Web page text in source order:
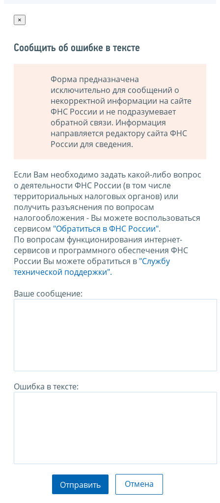
×
Сообщить об ошибке в тексте
Форма предназначена
исключительно для сообщений о
некорректной информации на сайте
ФНС России и не подразумевает
обратной связи. Информация
направляется редактору сайта ФНС
России для сведения.
Если Вам необходимо задать какой-либо вопрос
о деятельности ФНС России (в том числе
территориальных налоговых органов) или
получить разъяснения по вопросам
налогообложения - Вы можете воспользоваться
сервисом "Обратиться в ФНС России".
По вопросам функционирования интернет-
сервисов и программного обеспечения ФНС
России Вы можете обратиться в "Службу
технической поддержки".
Ваше сообщение:
Ошибка в тексте:
Отправить Отмена